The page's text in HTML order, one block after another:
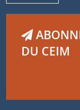
DU CEIM